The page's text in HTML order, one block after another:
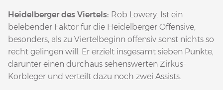
Heidelberger des Viertels: Rob Lowery. Ist ein
belebender Faktor für die Heidelberger Offensive,
besonders, als zu Viertelbeginn offensiv sonst nichts so
recht gelingen will. Er erzielt insgesamt sieben Punkte,
darunter einen durchaus sehenswerten Zirkus-
Korbleger und verteilt dazu noch zwei Assists.